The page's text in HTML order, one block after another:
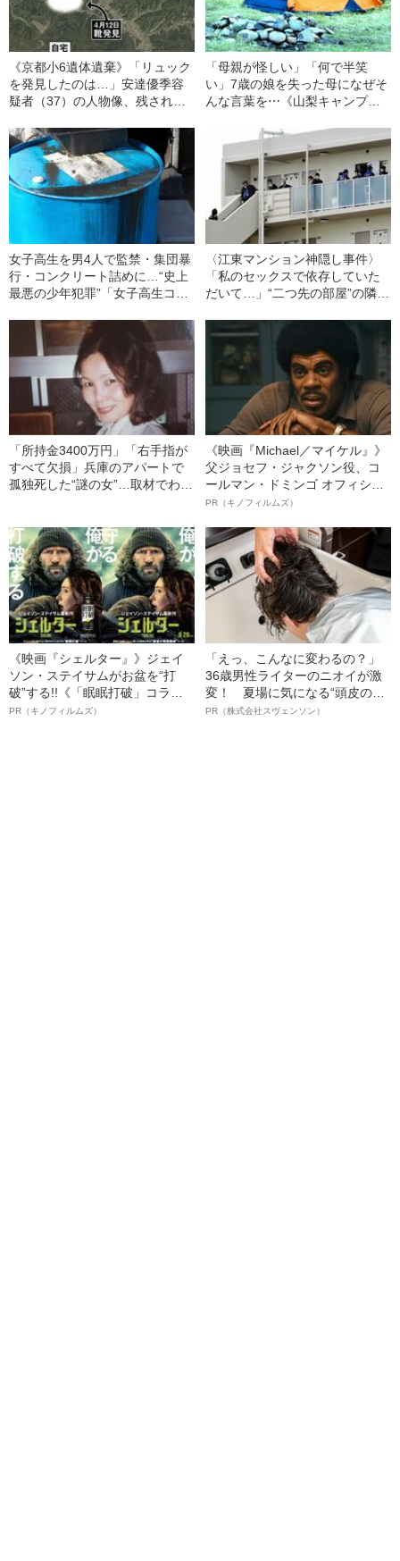
《京都小6遺体遺棄》「リュック
を発見したのは…」安達優季容
疑者（37）の人物像、残され
不安で怖かったか」「全容解明
してほしい」の声も〉
「母親が怪しい」「何で半笑
い」7歳の娘を失った母になぜそ
んな言葉を⋯《山梨キャンプ場
辱する「SNSの闇」（令和元年
女子高生を男4人で監禁・集団暴
行・コンクリート詰めに…“史上
最悪の少年犯罪”「女子高生コン
後（1988年の事件）
〈江東マンション神隠し事件〉
「私のセックスで依存していた
だいて…」“二つ先の部屋”の隣人
「所持金3400万円」「右手指が
すべて欠損」兵庫のアパートで
孤独死した“謎の女”…取材でわか
《映画『Michael／マイケル』》
父ジョセフ・ジャクソン役、コ
ールマン・ドミンゴ オフィシャ
ルインタビュー“観客を魅了した
語る”《日本興収70億円突破》
PR（キノフィルムズ）
《映画『シェルター』》ジェイ
ソン・ステイサムがお盆を“打
破”する!!《「眠眠打破」コラ
ボ》
PR（キノフィルムズ）
「えっ、こんなに変わるの？」
36歳男性ライターのニオイが激
変！ 夏場に気になる“頭皮のニ
オイ”や“ベタつき”を解消す
PR（株式会社スヴェンソン）